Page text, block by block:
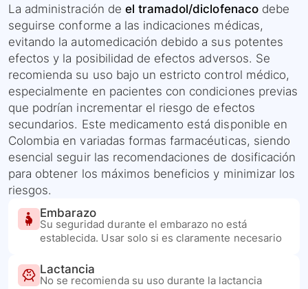
La administración de el tramadol/diclofenacodebe
seguirse conforme a las indicaciones médicas,
evitando la automedicación debido a sus potentes
efectos y la posibilidad de efectos adversos. Se
recomienda su uso bajo un estricto control médico,
especialmente en pacientes con condiciones previas
que podrían incrementar el riesgo de efectos
secundarios. Este medicamento está disponible en
Colombia en variadas formas farmacéuticas, siendo
esencial seguir las recomendaciones de dosificación
para obtener los máximos beneficios y minimizar los
riesgos.
Embarazo
Su seguridad durante el embarazo no está
establecida. Usar solo si es claramente necesario
Lactancia
No se recomienda su uso durante la lactancia